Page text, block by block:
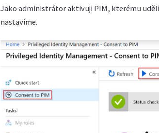
Jako administrátor aktivuji PIM, kterému
nastavíme.